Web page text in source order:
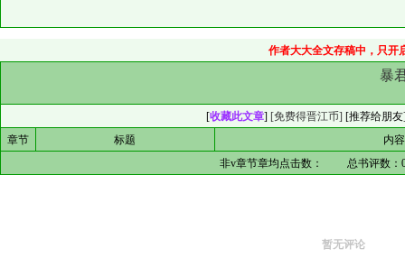
作者大大全文存稿中，只开
暴
[收藏此文章] [免费得晋江币] [推荐给朋友
章节
标题
内
非v章节章均点击数：
总书评数：
暂无评论